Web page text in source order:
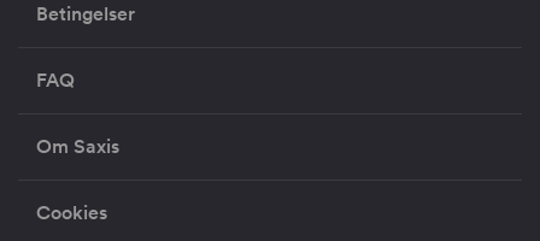
Betingelser
FAQ
Om Saxis
Cookies